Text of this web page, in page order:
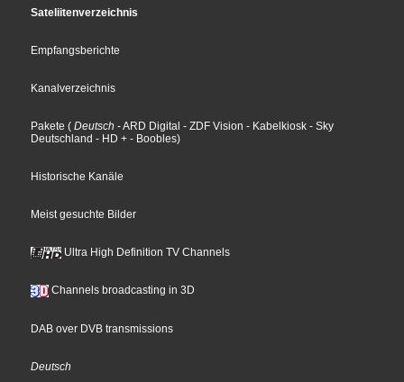
Sateliitenverzeichnis
Empfangsberichte
Kanalverzeichnis
Pakete ( Deutsch - ARD Digital - ZDF Vision - Kabelkiosk - Sky
Deutschland - HD + - Boobles)
Historische Kanäle
Meist gesuchte Bilder
Ultra High Definition TV Channels
Channels broadcasting in 3D
DAB over DVB transmissions
Deutsch